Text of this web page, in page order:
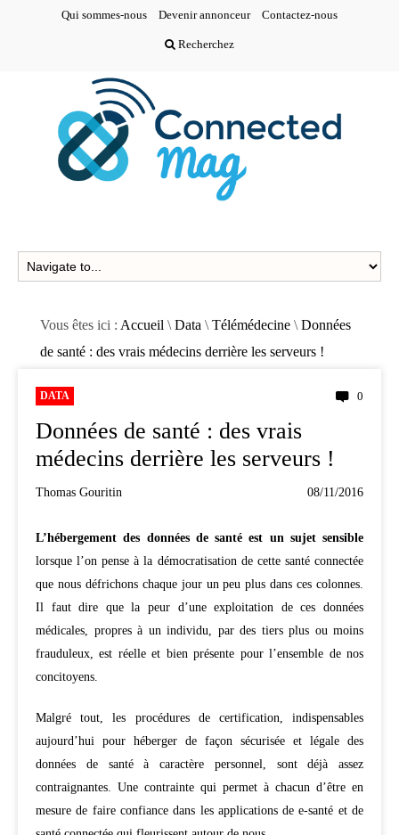
Qui sommes-nous Devenir annonceur Contactez-nous
Recherchez
Vous êtes ici : Accueil \ Data \ Télémédecine \ Données
de santé : des vrais médecins derrière les serveurs !
DATA 0
Données de santé : des vrais
médecins derrière les serveurs !
Thomas Gouritin 08/11/2016
L’hébergement des données de santé est un sujet sensible
lorsque l’on pense à la démocratisation de cette santé connectée
que nous défrichons chaque jour un peu plus dans ces colonnes.
Il faut dire que la peur d’une exploitation de ces données
médicales, propres à un individu, par des tiers plus ou moins
frauduleux, est réelle et bien présente pour l’ensemble de nos
concitoyens.
Malgré tout, les procédures de certification, indispensables
aujourd’hui pour héberger de façon sécurisée et légale des
données de santé à caractère personnel, sont déjà assez
contraignantes. Une contrainte qui permet à chacun d’être en
mesure de faire confiance dans les applications de e-santé et de